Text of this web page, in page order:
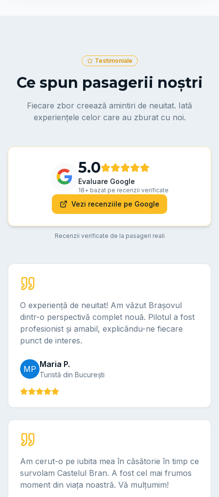
Testimoniale
Ce spun pasagerii noștri
Fiecare zbor creează amintiri de neuitat. Iată
experiențele celor care au zburat cu noi.
5.0
Evaluare Google
18+ bazat pe recenzii verificate
Vezi recenziile pe Google
Recenzii verificate de la pasageri reali
O experiență de neuitat! Am văzut Brașovul
dintr-o perspectivă complet nouă. Pilotul a fost
profesionist și amabil, explicându-ne fiecare
punct de interes.
MP Maria P.
Turistă din București
Am cerut-o pe iubita mea în căsătorie în timp ce
survolam Castelul Bran. A fost cel mai frumos
moment din viața noastră. Vă mulțumim!